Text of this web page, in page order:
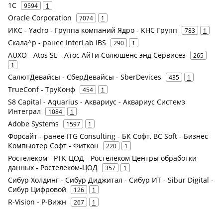
1С 9594 1
Oracle Corporation 7074 1
ИКС - Yadro - Группа компаний Ядро - КНС Групп 783 1
Скала^р - ранее InterLab IBS 290 1
AUXO - Atos SE - Атос АйТи Солюшенс энд Сервисез
265
1
СалютДевайсы - СберДевайсы - SberDevices 435 1
TrueConf - ТруКонф 454 1
S8 Capital - Aquarius - Аквариус - Аквариус Системз
Интеграл
1084 1
Adobe Systems 1597 1
Форсайт - ранее ITG Consulting - БК Софт, BC Soft - Бизнес
Компьютер Софт - Фиткон
220 1
Ростелеком - РТК-ЦОД - Ростелеком Центры обработки
данных - Ростелеком-ЦОД
357 1
Сибур Холдинг - Сибур Диджитал - Сибур ИТ - Sibur Digital -
Сибур Цифровой
126 1
R-Vision - Р-Вижн 267 1